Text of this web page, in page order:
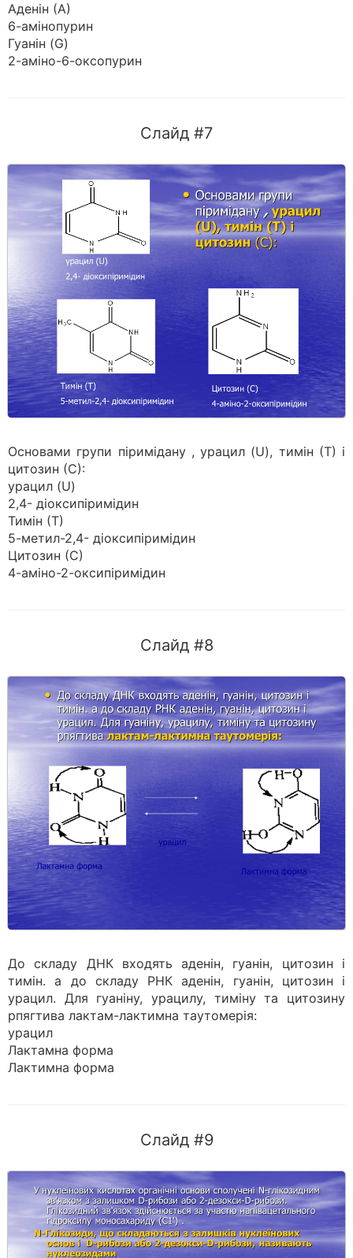
Аденін (А)
6-амінопурин
Гуанін (G)
2-аміно-6-оксопурин
Слайд #7
Основами групи піримідану , урацил (U), тимін (Т) і
цитозин (С):
урацил (U)
2,4- діоксипіримідин
Тимін (Т)
5-метил-2,4- діоксипіримідин
Цитозин (С)
4-аміно-2-оксипіримідин
Слайд #8
До складу ДНК входять аденін, гуанін, цитозин і
тимін. а до скла­ду РНК аденін, гуанін, цитозин і
урацил. Для гуаніну, урацилу, тиміну та цитозину
рпягтива лактам-лактимна таутомерія:
урацил
Лактамна форма
Лактимна форма
Слайд #9